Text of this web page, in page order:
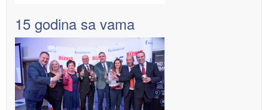
15 godina sa vama